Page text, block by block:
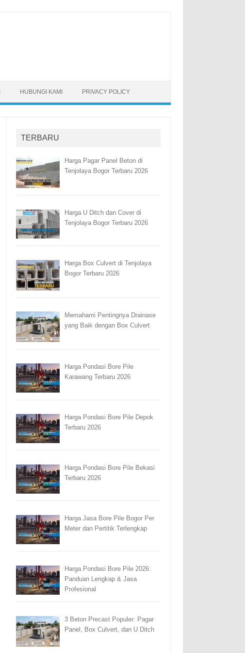
HUBUNGI KAMI PRIVACY POLICY
TERBARU
Harga Pagar Panel Beton di
Tenjolaya Bogor Terbaru 2026
Harga U Ditch dan Cover di
Tenjolaya Bogor Terbaru 2026
Harga Box Culvert di Tenjolaya
Bogor Terbaru 2026
Memahami Pentingnya Drainase
yang Baik dengan Box Culvert
Harga Pondasi Bore Pile
Karawang Terbaru 2026
Harga Pondasi Bore Pile Depok
Terbaru 2026
Harga Pondasi Bore Pile Bekasi
Terbaru 2026
Harga Jasa Bore Pile Bogor Per
Meter dan Pertitik Terlengkap
Harga Pondasi Bore Pile 2026:
Panduan Lengkap & Jasa
Profesional
3 Beton Precast Populer: Pagar
Panel, Box Culvert, dan U Ditch